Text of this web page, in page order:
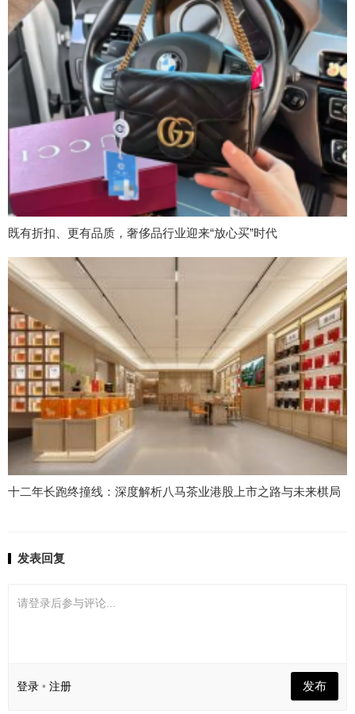
既有折扣、更有品质，奢侈品行业迎来“放心买”时代
十二年长跑终撞线：深度解析八马茶业港股上市之路与未来棋局
发表回复
请登录后参与评论...
登录 • 注册 发布